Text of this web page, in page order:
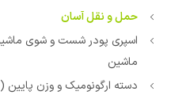
حمل و نقل آسان
ماشین
دسته ارگونومیک و وزن پایین (